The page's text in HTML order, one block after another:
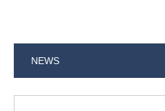
NEWS